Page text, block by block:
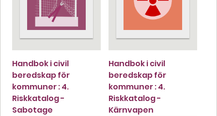
Handbok i civil
beredskap för
kommuner : 4.
Riskkatalog -
Sabotage
Handbok i civil
beredskap för
kommuner : 4.
Riskkatalog -
Kärnvapen